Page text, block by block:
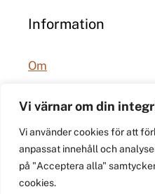
Vi värnar om din
Vi använder cookies för att
anpassat innehåll och
på "Acceptera alla"
cookies.
Information
Om